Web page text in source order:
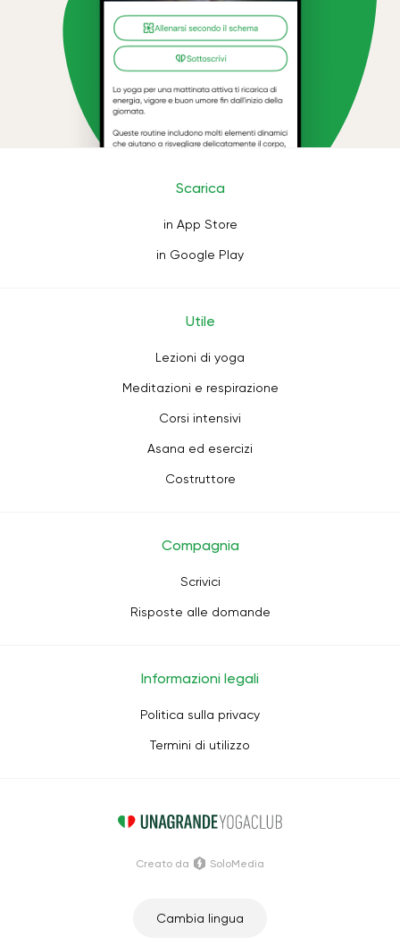
Scarica
in App Store
in Google Play
Utile
Lezioni di yoga
Meditazioni e respirazione
Corsi intensivi
Asana ed esercizi
Costruttore
Compagnia
Scrivici
Risposte alle domande
Informazioni legali
Politica sulla privacy
Termini di utilizzo
Cambia lingua
Creato da SoloMedia